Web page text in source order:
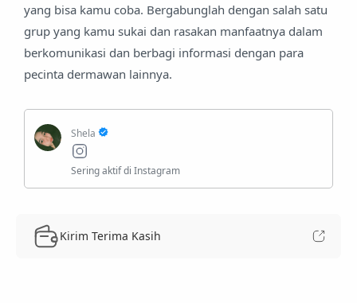
yang bisa kamu coba. Bergabunglah dengan salah satu
grup yang kamu sukai dan rasakan manfaatnya dalam
berkomunikasi dan berbagi informasi dengan para
pecinta dermawan lainnya.
Kirim Terima Kasih